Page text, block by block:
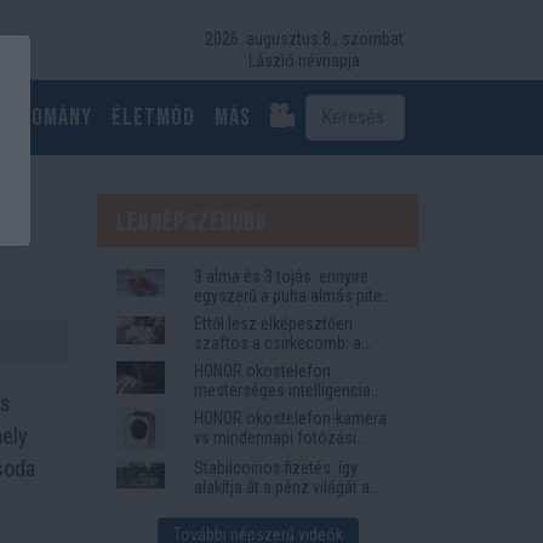
2026. augusztus 8., szombat
László névnapja
Tudomány Életmód más
3 alma és 3 tojás: ennyire
egyszerű a puha almás pite
titka
Ettől lesz elképesztően
szaftos a csirkecomb: a
sörös pác a titok
HONOR okostelefon
mesterséges intelligencia
funkciók, amelyek
megkönnyítik az életet
HONOR okostelefon-kamera
vs mindennapi fotózási
igények
Stabilcoinos fizetés: így
alakítja át a pénz világát a
Western Union
További népszerű videók